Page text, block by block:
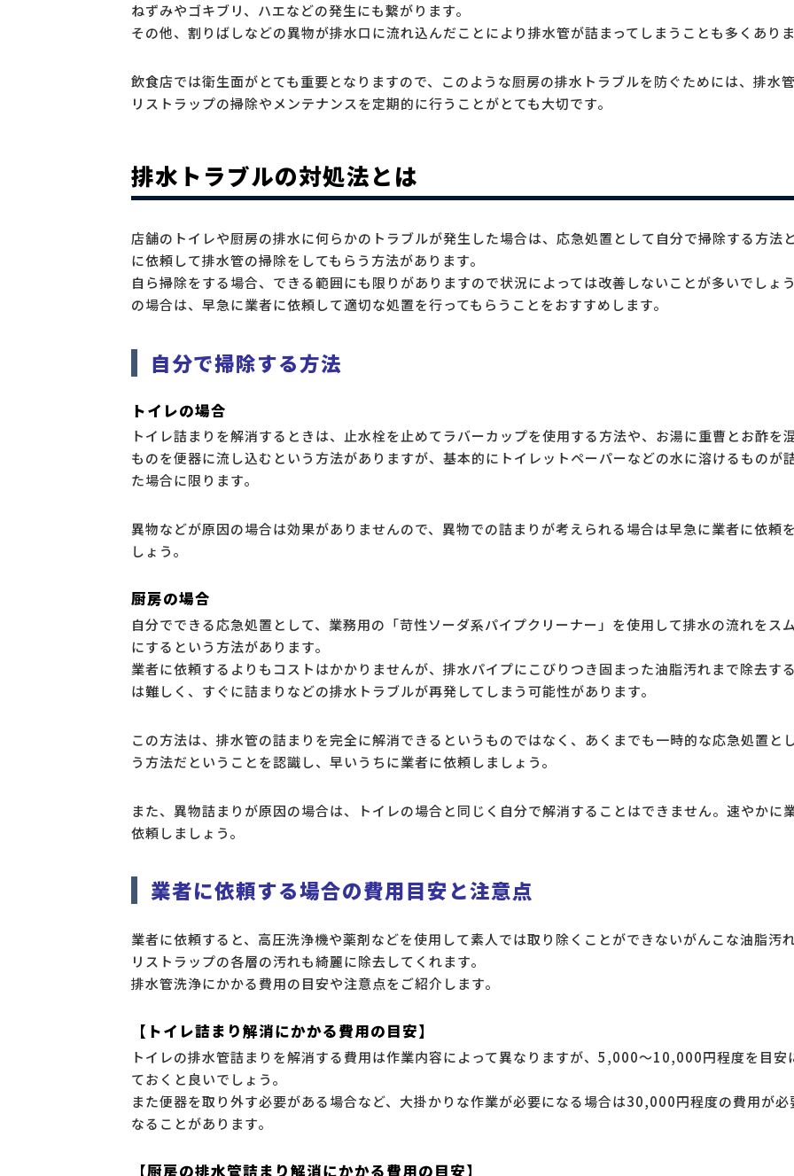
ねずみやゴキブリ、ハエなどの発生にも繋がります。
その他、割りばしなどの異物が排水口に流れ込んだことにより排水管が詰まってしまうことも多くありま
飲食店では衛生面がとても重要となりますので、このような厨房の排水トラブルを防ぐためには、排水
リストラップの掃除やメンテナンスを定期的に行うことがとても大切です。
排水トラブルの対処法とは
店舗のトイレや厨房の排水に何らかのトラブルが発生した場合は、応急処置として自分で掃除する方法
に依頼して排水管の掃除をしてもらう方法があります。
自ら掃除をする場合、できる範囲にも限りがありますので状況によっては改善しないことが多いでしょ
の場合は、早急に業者に依頼して適切な処置を行ってもらうことをおすすめします。
自分で掃除する方法
トイレの場合
トイレ詰まりを解消するときは、止水栓を止めてラバーカップを使用する方法や、お湯に重曹とお酢を
ものを便器に流し込むという方法がありますが、基本的にトイレットペーパーなどの水に溶けるものが
た場合に限ります。
異物などが原因の場合は効果がありませんので、異物での詰まりが考えられる場合は早急に業者に依頼
しょう。
厨房の場合
自分でできる応急処置として、業務用の「苛性ソーダ系パイプクリーナー」を使用して排水の流れをス
にするという方法があります。
業者に依頼するよりもコストはかかりませんが、排水パイプにこびりつき固まった油脂汚れまで除去す
は難しく、すぐに詰まりなどの排水トラブルが再発してしまう可能性があります。
この方法は、排水管の詰まりを完全に解消できるというものではなく、あくまでも一時的な応急処置と
う方法だということを認識し、早いうちに業者に依頼しましょう。
また、異物詰まりが原因の場合は、トイレの場合と同じく自分で解消することはできません。速やかに
依頼しましょう。
業者に依頼する場合の費用目安と注意点
業者に依頼すると、高圧洗浄機や薬剤などを使用して素人では取り除くことができないがんこな油脂汚
リストラップの各層の汚れも綺麗に除去してくれます。
排水管洗浄にかかる費用の目安や注意点をご紹介します。
【トイレ詰まり解消にかかる費用の目安】
トイレの排水管詰まりを解消する費用は作業内容によって異なりますが、5,000～10,000円程度を目安
ておくと良いでしょう。
また便器を取り外す必要がある場合など、大掛かりな作業が必要になる場合は30,000円程度の費用が必
なることがあります。
【厨房の排水管詰まり解消にかかる費用の目安】